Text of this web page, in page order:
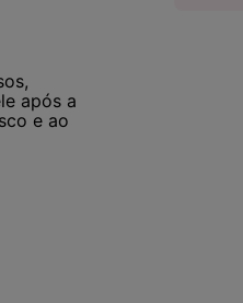
após a
e ao